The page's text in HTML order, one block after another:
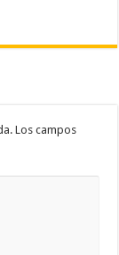
Los campos